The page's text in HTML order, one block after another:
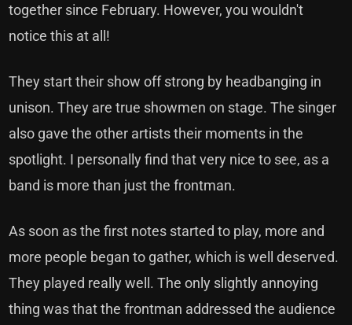
together since February. However, you wouldn't
notice this at all!
They start their show off strong by headbanging in
unison. They are true showmen on stage. The singer
also gave the other artists their moments in the
spotlight. I personally find that very nice to see, as a
band is more than just the frontman.
As soon as the first notes started to play, more and
more people began to gather, which is well deserved.
They played really well. The only slightly annoying
thing was that the frontman addressed the audience